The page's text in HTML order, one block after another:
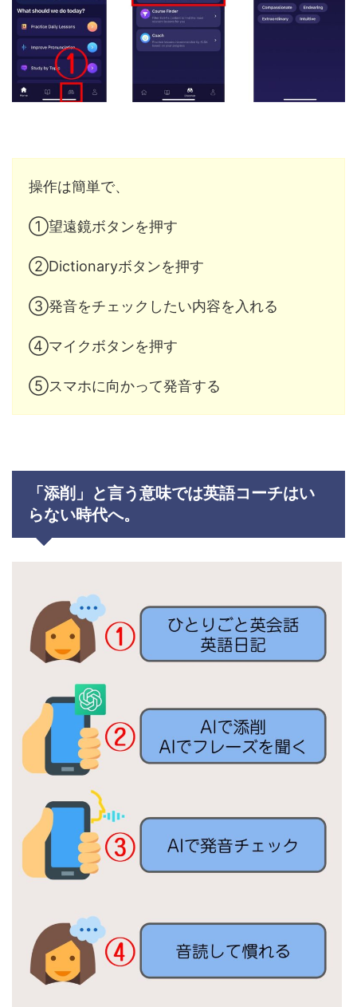
操作は簡単で、
①望遠鏡ボタンを押す
②Dictionaryボタンを押す
③発音をチェックしたい内容を入れる
④マイクボタンを押す
⑤スマホに向かって発音する
「添削」と言う意味では英語コーチはい
らない時代へ。